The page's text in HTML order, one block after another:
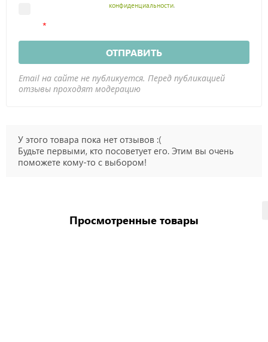
конфиденциальности.
ОТПРАВИТЬ
Email на сайте не публикуется. Перед публикацией
отзывы проходят модерацию
У этого товара пока нет отзывов :(
Будьте первыми, кто посоветует его. Этим вы очень
поможете кому-то с выбором!
Просмотренные товары